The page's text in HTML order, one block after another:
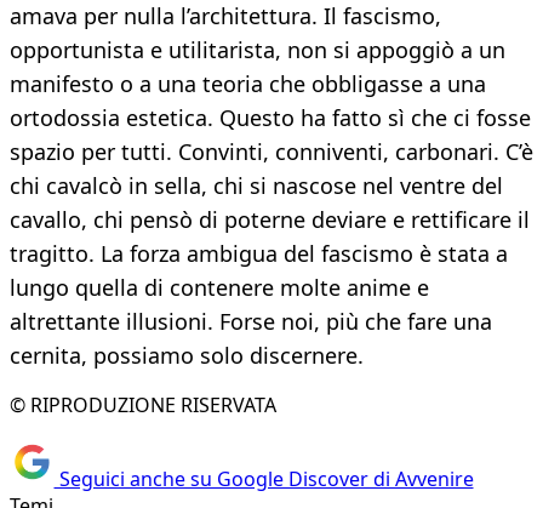
amava per nulla l’architettura. Il fascismo,
opportunista e utilitarista, non si appoggiò a un
manifesto o a una teoria che obbligasse a una
ortodossia estetica. Questo ha fatto sì che ci fosse
spazio per tutti. Convinti, conniventi, carbonari. C’è
chi cavalcò in sella, chi si nascose nel ventre del
cavallo, chi pensò di poterne deviare e rettificare il
tragitto. La forza ambigua del fascismo è stata a
lungo quella di contenere molte anime e
altrettante illusioni. Forse noi, più che fare una
cernita, possiamo solo discernere.
© RIPRODUZIONE RISERVATA
Seguici anche su Google Discover di Avvenire